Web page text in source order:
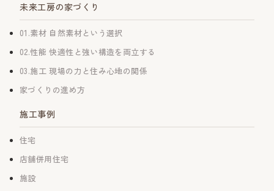
未来工房の家づくり
01.素材 自然素材という選択
02.性能 快適性と強い構造を両立する
03.施工 現場の力と住み心地の関係
家づくりの進め方
施工事例
住宅
店舗併用住宅
施設